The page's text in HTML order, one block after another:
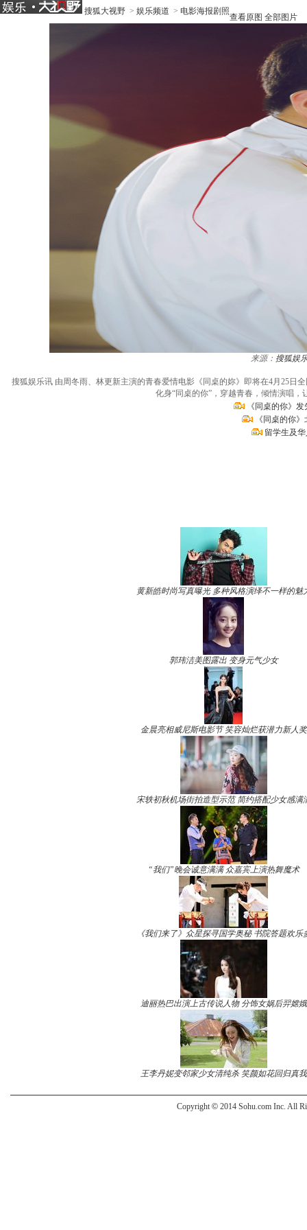
搜狐大视野 > 娱乐频道 > 电影海报剧照
查看原图 全部图片
来源： 搜狐娱
搜狐娱乐讯 由周冬雨、林更新主演的青春爱情电影《同桌的妳》即将在4月25日
化身“同桌的你”，穿越青春，倾情演唱
《同桌的你》
《同桌的你
留学生及
黄新皓时尚写真曝光 多种风格演绎不一样的魅
郭玮洁美图露出 变身元气少女
金晨亮相威尼斯电影节 笑容灿烂获潜力新人奖
宋轶初秋机场街拍造型示范 简约搭配少女感满
“我们”晚会诚意满满 众嘉宾上演热舞魔术
《我们来了》众星探寻国学奥秘 书院答题欢乐
迪丽热巴出演上古传说人物 分饰女娲后羿嫦娥
王李丹妮变邻家少女清纯杀 笑颜如花回归真我
Copyright © 2014 Sohu.com Inc. All